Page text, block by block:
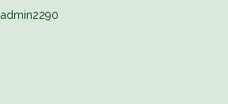
admin2290